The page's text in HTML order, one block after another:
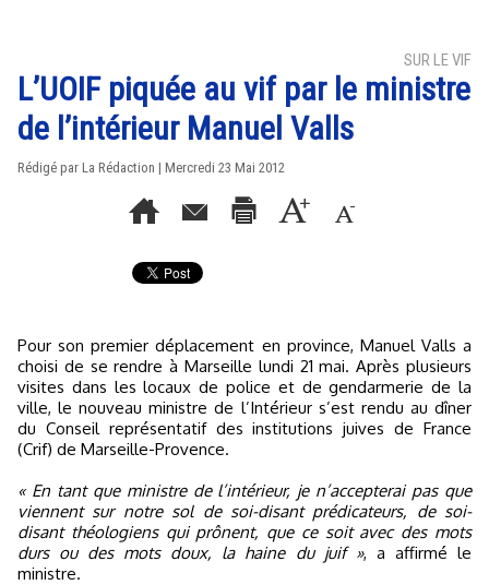
SUR LE VIF
L’UOIF piquée au vif par le ministre
de l’intérieur Manuel Valls
Rédigé par La Rédaction | Mercredi 23 Mai 2012
Pour son premier déplacement en province, Manuel Valls a
choisi de se rendre à Marseille lundi 21 mai. Après plusieurs
visites dans les locaux de police et de gendarmerie de la
ville, le nouveau ministre de l’Intérieur s’est rendu au dîner
du Conseil représentatif des institutions juives de France
(Crif) de Marseille-Provence.
« En tant que ministre de l’intérieur, je n’accepterai pas que
viennent sur notre sol de soi-disant prédicateurs, de soi-
disant théologiens qui prônent, que ce soit avec des mots
durs ou des mots doux, la haine du juif », a affirmé le
ministre.